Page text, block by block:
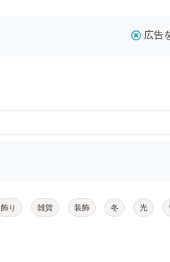
広告
飾り 雑貨 装飾 冬 光